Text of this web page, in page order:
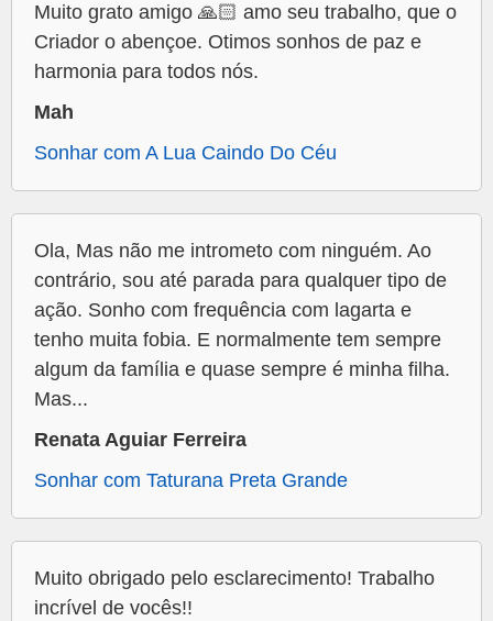
Muito grato amigo 🙏🏻 amo seu trabalho, que o
Criador o abençoe. Otimos sonhos de paz e
harmonia para todos nós.
Mah
Sonhar com A Lua Caindo Do Céu
Ola, Mas não me intrometo com ninguém. Ao
contrário, sou até parada para qualquer tipo de
ação. Sonho com frequência com lagarta e
tenho muita fobia. E normalmente tem sempre
algum da família e quase sempre é minha filha.
Mas...
Renata Aguiar Ferreira
Sonhar com Taturana Preta Grande
Muito obrigado pelo esclarecimento! Trabalho
incrível de vocês!!